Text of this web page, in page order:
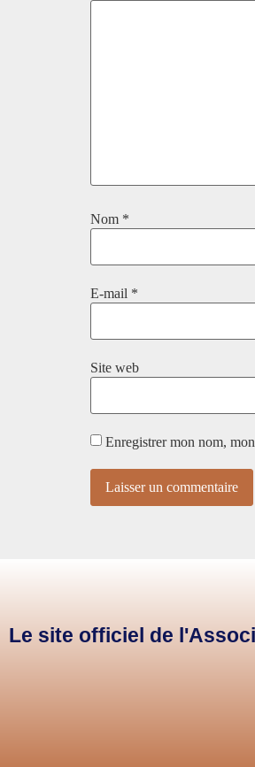
Nom *
E-mail *
Site web
Enregistrer mon nom,
Le site officiel de